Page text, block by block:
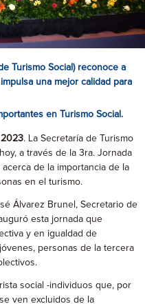
Turismo Social) reconoce a
una mejor calidad para
en Turismo Social.
2023. La Secretaría de Turismo
a través de la 3ra. Jornada
de la importancia de la
en el turismo.
Álvarez Brunel, Secretario de
esta jornada que
y en igualdad de
personas de la tercera
social -individuos que, por
ven excluidos de la